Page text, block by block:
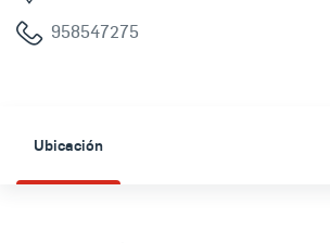
958547275
Ubicación